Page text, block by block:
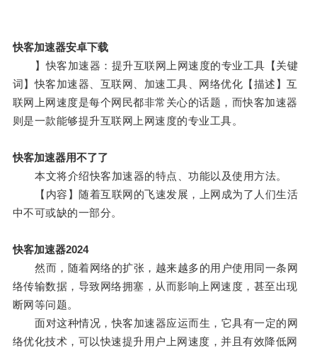
快客加速器安卓下载
】快客加速器：提升互联网上网速度的专业工具【关键
词】快客加速器、互联网、加速工具、网络优化【描述】互
联网上网速度是每个网民都非常关心的话题，而快客加速器
则是一款能够提升互联网上网速度的专业工具。
快客加速器用不了了
本文将介绍快客加速器的特点、功能以及使用方法。
【内容】随着互联网的飞速发展，上网成为了人们生活
中不可或缺的一部分。
快客加速器2024
然而，随着网络的扩张，越来越多的用户使用同一条网
络传输数据，导致网络拥塞，从而影响上网速度，甚至出现
断网等问题。
面对这种情况，快客加速器应运而生，它具有一定的网
络优化技术，可以快速提升用户上网速度，并且有效降低网